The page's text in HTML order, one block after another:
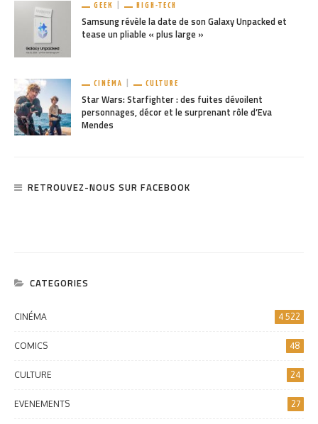
GEEK HIGH-TECH
Samsung révèle la date de son Galaxy Unpacked et
tease un pliable « plus large »
CINÉMA CULTURE
Star Wars: Starfighter : des fuites dévoilent
personnages, décor et le surprenant rôle d’Eva
Mendes
RETROUVEZ-NOUS SUR FACEBOOK
CATEGORIES
CINÉMA 4 522
COMICS 48
CULTURE 24
EVENEMENTS 27